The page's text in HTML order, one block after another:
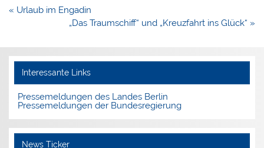
Beitragsnavigation
« Urlaub im Engadin
„Das Traumschiff“ und „Kreuzfahrt ins Glück“ »
Interessante Links
Pressemeldungen des Landes Berlin
Pressemeldungen der Bundesregierung
News Ticker